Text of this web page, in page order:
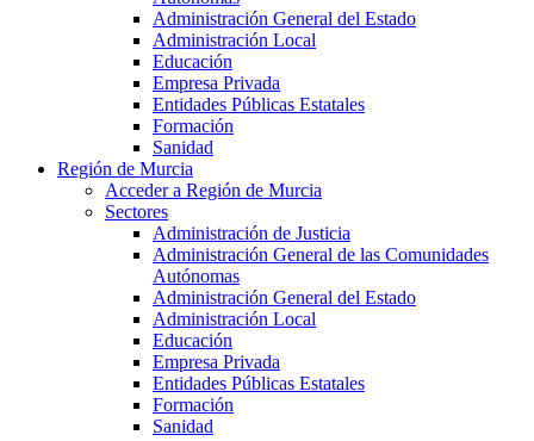
Administración General del Estado
Administración Local
Educación
Empresa Privada
Entidades Públicas Estatales
Formación
Sanidad
Región de Murcia
Acceder a Región de Murcia
Sectores
Administración de Justicia
Administración General de las Comunidades
Autónomas
Administración General del Estado
Administración Local
Educación
Empresa Privada
Entidades Públicas Estatales
Formación
Sanidad